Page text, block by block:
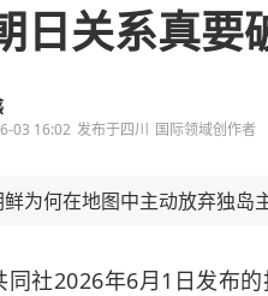
日关系真要
03 16:02 发布于四川 国际领域创作者
为何在地图中主动放弃独岛
同社2026年6月1日发布